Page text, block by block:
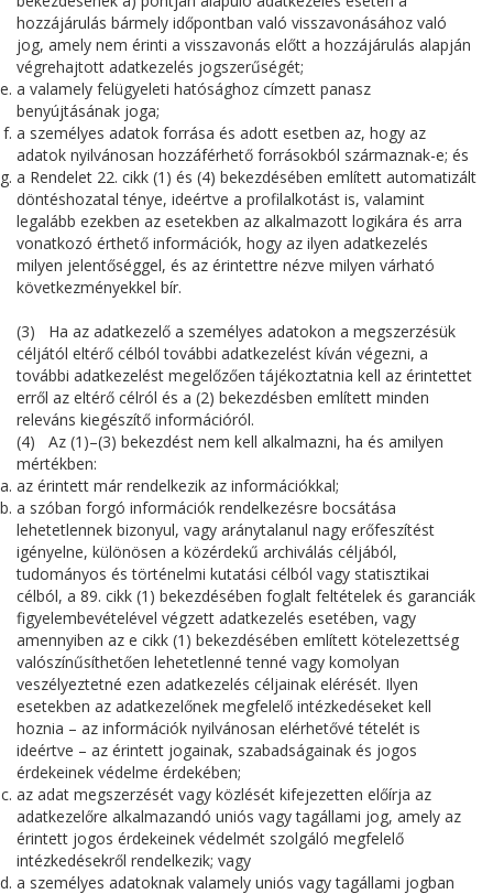
hozzájárulás bármely időpontban való visszavonásához való
jog, amely nem érinti a visszavonás előtt a hozzájárulás alapján
végrehajtott adatkezelés jogszerűségét;
a valamely felügyeleti hatósághoz címzett panasz
benyújtásának joga;
a személyes adatok forrása és adott esetben az, hogy az
adatok nyilvánosan hozzáférhető forrásokból származnak-e; és
a Rendelet 22. cikk (1) és (4) bekezdésében említett automatizált
döntéshozatal ténye, ideértve a profilalkotást is, valamint
legalább ezekben az esetekben az alkalmazott logikára és arra
vonatkozó érthető információk, hogy az ilyen adatkezelés
milyen jelentőséggel, és az érintettre nézve milyen várható
következményekkel bír.
(3) Ha az adatkezelő a személyes adatokon a megszerzésük
céljától eltérő célból további adatkezelést kíván végezni, a
további adatkezelést megelőzően tájékoztatnia kell az érintettet
erről az eltérő célról és a (2) bekezdésben említett minden
releváns kiegészítő információról.
(4) Az (1)–(3) bekezdést nem kell alkalmazni, ha és amilyen
mértékben:
az érintett már rendelkezik az információkkal;
a szóban forgó információk rendelkezésre bocsátása
lehetetlennek bizonyul, vagy aránytalanul nagy erőfeszítést
igényelne, különösen a közérdekű archiválás céljából,
tudományos és történelmi kutatási célból vagy statisztikai
célból, a 89. cikk (1) bekezdésében foglalt feltételek és garanciák
figyelembevételével végzett adatkezelés esetében, vagy
amennyiben az e cikk (1) bekezdésében említett kötelezettség
valószínűsíthetően lehetetlenné tenné vagy komolyan
veszélyeztetné ezen adatkezelés céljainak elérését. Ilyen
esetekben az adatkezelőnek megfelelő intézkedéseket kell
hoznia – az információk nyilvánosan elérhetővé tételét is
ideértve – az érintett jogainak, szabadságainak és jogos
érdekeinek védelme érdekében;
az adat megszerzését vagy közlését kifejezetten előírja az
adatkezelőre alkalmazandó uniós vagy tagállami jog, amely az
érintett jogos érdekeinek védelmét szolgáló megfelelő
intézkedésekről rendelkezik; vagy
a személyes adatoknak valamely uniós vagy tagállami jogban